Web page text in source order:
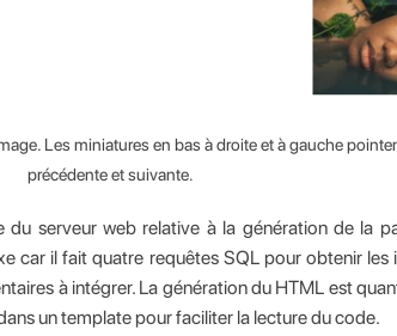
Les miniatures en bas à droite et à gauche
précédente et suivante.
du serveur web relative à la génération de la
car il fait quatre requêtes SQL pour obtenir les
à intégrer. La génération du HTML est
un template pour faciliter la lecture du code.